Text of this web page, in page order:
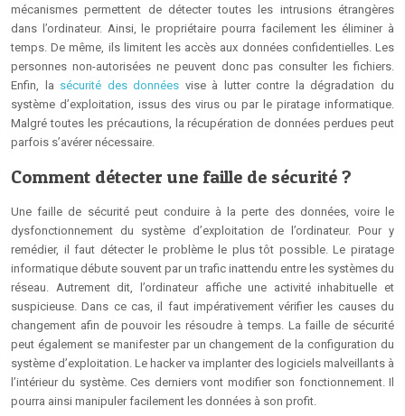
mécanismes permettent de détecter toutes les intrusions étrangères
dans l’ordinateur. Ainsi, le propriétaire pourra facilement les éliminer à
temps. De même, ils limitent les accès aux données confidentielles. Les
personnes non-autorisées ne peuvent donc pas consulter les fichiers.
Enfin, la sécurité des données vise à lutter contre la dégradation du
système d’exploitation, issus des virus ou par le piratage informatique.
Malgré toutes les précautions, la récupération de données perdues peut
parfois s’avérer nécessaire.
Comment détecter une faille de sécurité ?
Une faille de sécurité peut conduire à la perte des données, voire le
dysfonctionnement du système d’exploitation de l’ordinateur. Pour y
remédier, il faut détecter le problème le plus tôt possible. Le piratage
informatique débute souvent par un trafic inattendu entre les systèmes du
réseau. Autrement dit, l’ordinateur affiche une activité inhabituelle et
suspicieuse. Dans ce cas, il faut impérativement vérifier les causes du
changement afin de pouvoir les résoudre à temps. La faille de sécurité
peut également se manifester par un changement de la configuration du
système d’exploitation. Le hacker va implanter des logiciels malveillants à
l’intérieur du système. Ces derniers vont modifier son fonctionnement. Il
pourra ainsi manipuler facilement les données à son profit.